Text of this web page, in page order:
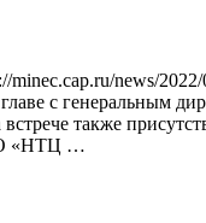
news/
с генеральным
также
«НТЦ …